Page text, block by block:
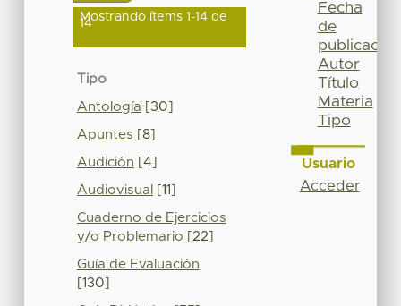
Mostrando ítems 1-14 de
14
Tipo
Antología [30]
Apuntes [8]
Audición [4]
Audiovisual [11]
Cuaderno de Ejercicios
y/o Problemario [22]
Guía de Evaluación
[130]
Fecha
de
publicación
Autor
Título
Materia
Tipo
Usuario
Acceder